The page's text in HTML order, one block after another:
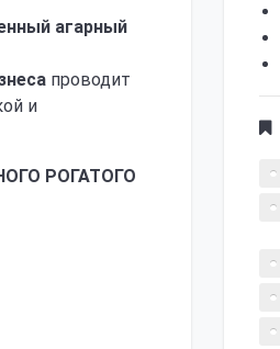
агарный
проводит
и
РОГАТОГО